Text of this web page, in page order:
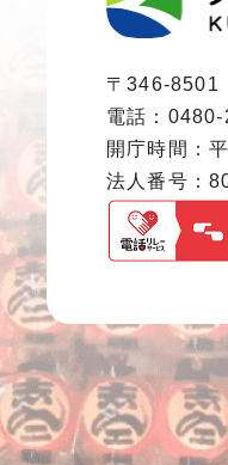
〒346-8501
電話：0480-
開庁時間：
法人番号：